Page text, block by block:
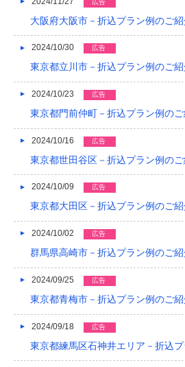
大阪府大阪市－折込プラン例のご
2024/10/30 広告
東京都立川市－折込プラン例のご
2024/10/23 広告
東京都門前仲町－折込プラン例の
2024/10/16 広告
東京都世田谷区－折込プラン例の
2024/10/09 広告
東京都大田区－折込プラン例のご
2024/10/02 広告
群馬県高崎市－折込プラン例のご
2024/09/25 広告
東京都青梅市－折込プラン例のご
2024/09/18 広告
東京都練馬区石神井エリア－折込